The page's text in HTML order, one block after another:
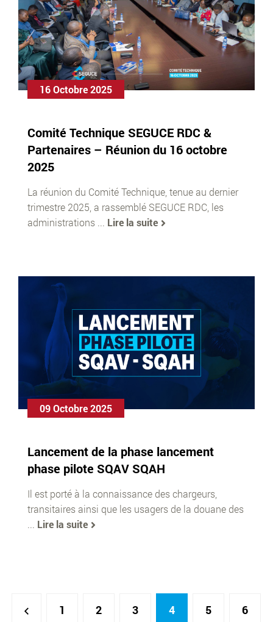
16 Octobre 2025
Comité Technique SEGUCE RDC &
Partenaires – Réunion du 16 octobre
2025
La réunion du Comité Technique, tenue au dernier
trimestre 2025, a rassemblé SEGUCE RDC, les
administrations ... Lire la suite
09 Octobre 2025
Lancement de la phase lancement
phase pilote SQAV SQAH
Il est porté à la connaissance des chargeurs,
transitaires ainsi que les usagers de la douane des
... Lire la suite
1 2 3 4 5 6